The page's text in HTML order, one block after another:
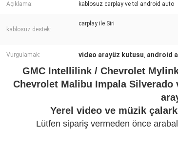
Açıklama: kablosuz carplay ve tel android auto
kablosuz destek:
carplay ile Siri
Vurgulamak: video arayüz kutusu, android
GMC Intellilink / Chevrolet
Chevrolet Malibu Impala
Yerel video ve müzik
Lütfen sipariş vermeden önce